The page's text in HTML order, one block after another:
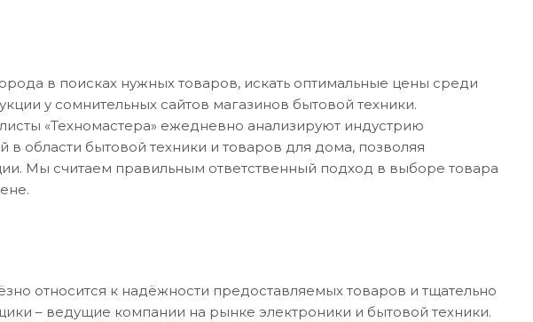
в поисках нужных товаров, искать оптимальные цены среди
у сомнительных сайтов магазинов бытовой техники.
«Техномастера» ежедневно анализируют индустрию
области бытовой техники и товаров для дома, позволяя
Мы считаем правильным ответственный подход в выборе товара
относится к надёжности предоставляемых товаров и тщательно
– ведущие компании на рынке электроники и бытовой техники.